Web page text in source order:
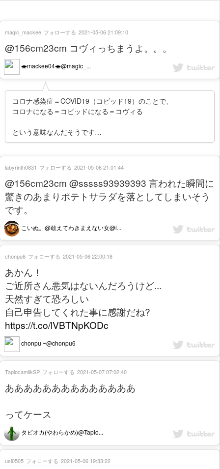
@156cm23cm コヴィっちまうよ。。。
🍣mackee04🍣@magic_...
magic_mackee フォローする 2021-05-06 21:09:10
コロナ感染症＝COVID19（コビッド19）のことで、
コロナになる＝コビッドになる＝コヴィる
という意味なんだそうです…
@156cm23cm @sssss93939393 言われた瞬間に
驚きのあまりポテトサラダを落としてしまいそう
です。
こいぬ。@敢えてわきまえない女@l...
labyrinth0831 フォローする 2021-05-06 21:01:44
あかん！
ご近所さん悪気はないんだろうけど...
天然すぎて恐ろしい
自己申告してくれた事に感謝だね?
https://t.co/lVBTNpKODc
chonpu ~@chonpu6
chonpu6 フォローする 2021-05-06 22:00:18
ああああああああああああああ
ってケース
タピオカ(やわらかめ)@Tapio...
TapiocamilkSP フォローする 2021-05-07 07:02:40
usi0505 フォローする 2021-05-06 19:33:22